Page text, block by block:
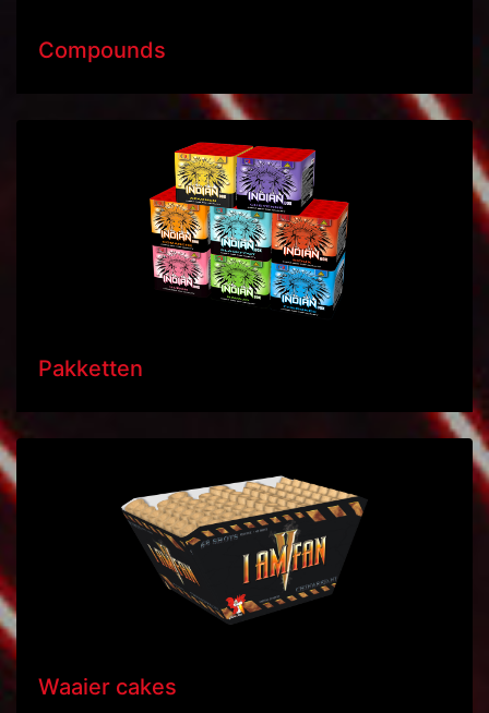
Compounds
Pakketten
Waaier cakes